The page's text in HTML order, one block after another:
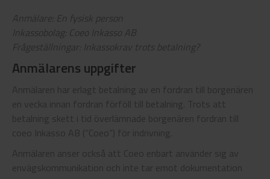
Anmälare: En fysisk person
Inkassobolag: Coeo Inkasso AB
Frågeställningar: Inkassokrav trots betalning?
Anmälarens uppgifter
Anmälaren har erlagt betalning av en fordran till borgenären
en vecka innan fordran förföll till betalning. Trots att
betalning skett i tid överlämnade borgenären fordran till
coeo Inkasso AB (”Coeo”) för indrivning.
Anmälaren anser också att Coeo enbart använder sig av
envägskommunikation och inte tar emot dokumentation